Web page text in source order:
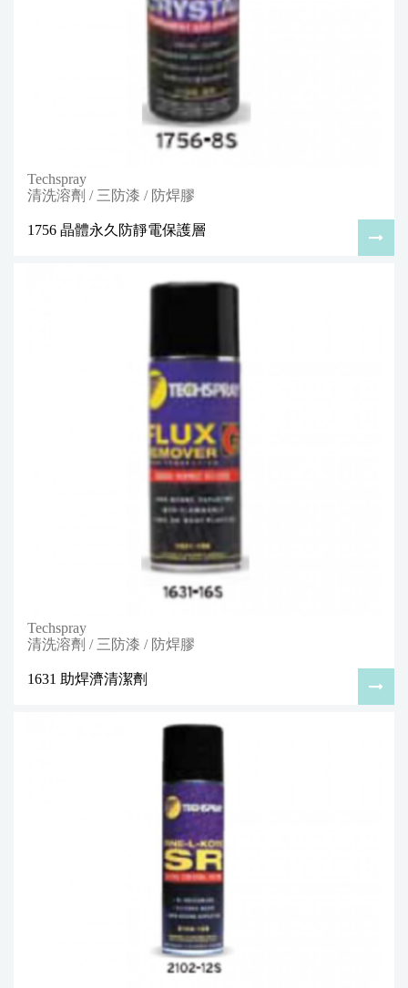
Techspray
清洗溶劑 / 三防漆 / 防焊膠
1756 晶體永久防靜電保護層
Techspray
清洗溶劑 / 三防漆 / 防焊膠
1631 助焊濟清潔劑